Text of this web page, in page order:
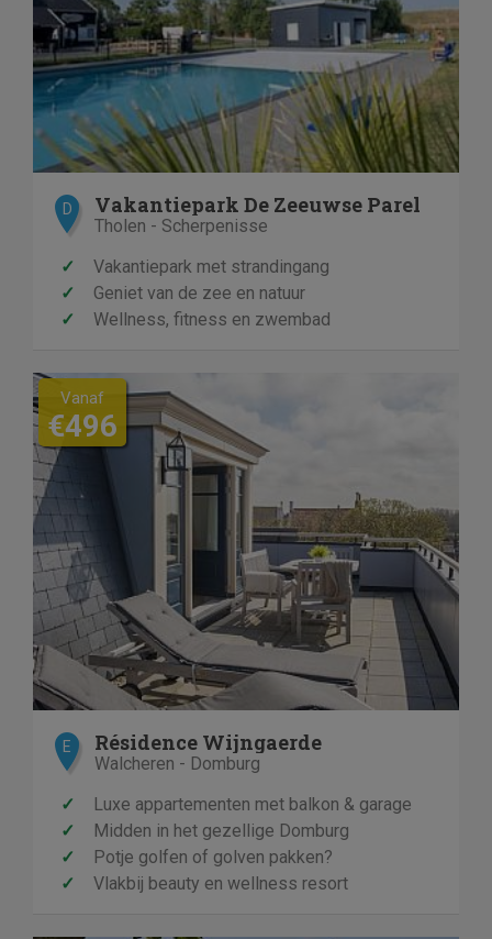
D Vakantiepark De Zeeuwse Parel
Tholen - Scherpenisse
✓
Vakantiepark met strandingang
✓
Geniet van de zee en natuur
✓
Wellness, fitness en zwembad
Vanaf
€496
E Résidence Wijngaerde
Walcheren - Domburg
✓
Luxe appartementen met balkon & garage
✓
Midden in het gezellige Domburg
✓
Potje golfen of golven pakken?
✓
Vlakbij beauty en wellness resort